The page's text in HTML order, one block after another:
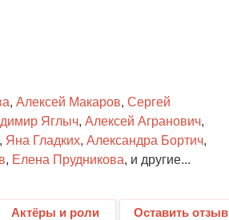
, Алексей Макаров, Сергей
Яглыч, Алексей Агранович,
, Яна Гладких, Александра Бортич,
, Елена Прудникова, и другие...
Актёры и роли Оставить отзыв